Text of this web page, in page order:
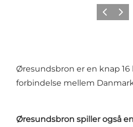
ForrigeNæste
Øresundsbron er en knap
forbindelse mellem
Øresundsbron spiller også